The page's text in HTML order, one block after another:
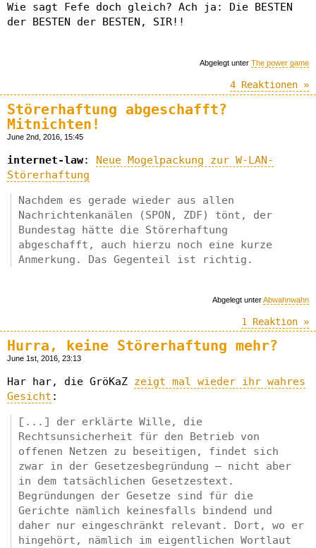
Wie sagt Fefe doch gleich? Ach ja: Die BESTEN
der BESTEN der BESTEN, SIR!!
Abgelegt unter The power game
4 Reaktionen »
Störerhaftung abgeschafft?
Mitnichten!
June 2nd, 2016, 15:45
internet-law: Neue Mogelpackung zur W-LAN-
Störerhaftung
Nachdem es gerade wieder aus allen
Nachrichtenkanälen (SPON, ZDF) tönt, der
Bundestag hätte die Störerhaftung
abgeschafft, auch hierzu noch eine kurze
Anmerkung. Das Gegenteil ist richtig.
Abgelegt unterAbwahnwahn
1 Reaktion »
Hurra, keine Störerhaftung mehr?
June 1st, 2016, 23:13
Har har, die GröKaZ zeigt mal wieder ihr wahres
Gesicht :
[...] der erklärte Wille, die
Rechtsunsicherheit für den Betrieb von
offenen Netzen zu beseitigen, findet sich
zwar in der Gesetzesbegründung – nicht aber
in dem tatsächlichen Gesetzestext.
Begründungen der Gesetze sind für die
Gerichte nämlich keinesfalls bindend und
daher nur eingeschränkt relevant. Dort, wo er
hingehört, nämlich im eigentlichen Wortlaut